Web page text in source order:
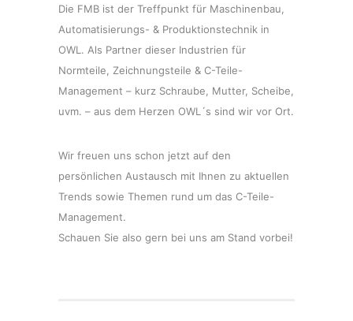
Die FMB ist der Treffpunkt für Maschinenbau,
Automatisierungs- & Produktionstechnik in
OWL. Als Partner dieser Industrien für
Normteile, Zeichnungsteile & C-Teile-
Management – kurz Schraube, Mutter, Scheibe,
uvm. – aus dem Herzen OWL´s sind wir vor Ort.
Wir freuen uns schon jetzt auf den
persönlichen Austausch mit Ihnen zu aktuellen
Trends sowie Themen rund um das C-Teile-
Management.
Schauen Sie also gern bei uns am Stand vorbei!